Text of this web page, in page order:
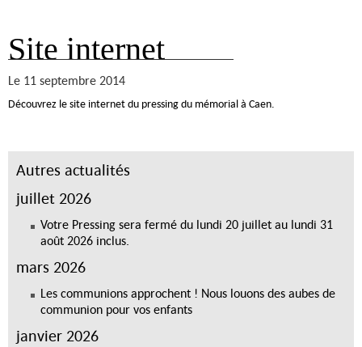
Site internet
Le 11 septembre 2014
Découvrez le site internet du pressing du mémorial à Caen.
Autres actualités
juillet 2026
Votre Pressing sera fermé du lundi 20 juillet au lundi 31
août 2026 inclus.
mars 2026
Les communions approchent ! Nous louons des aubes de
communion pour vos enfants
janvier 2026